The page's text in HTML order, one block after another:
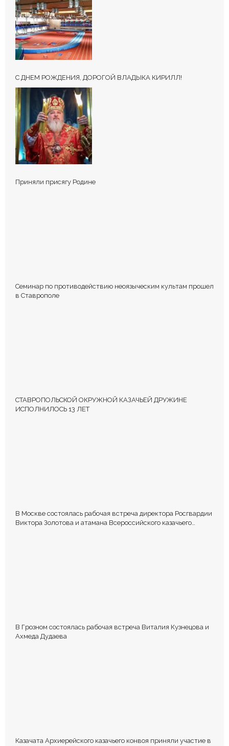
Ваш адрес email не будет опубликован.
помечены*
КОММЕНТИРОВАТЬ
С ДНЕМ РОЖДЕНИЯ, ДОРОГОЙ ВЛАДЫКА КИРИЛЛ!
Приняли присягу Родине
Семинар по противодействию неоязыческим культам прошел
в Ставрополе
СТАВРОПОЛЬСКОЙ ОКРУЖНОЙ КАЗАЧЬЕЙ ДРУЖИНЕ
ИСПОЛНИЛОСЬ 13 ЛЕТ
В Москве состоялась рабочая встреча директора Росгвардии
Виктора Золотова и атамана Всероссийского казачьего
В Грозном состоялась рабочая встреча Виталия Кузнецова и
Ахмеда Дудаева
Казачата Архиерейского казачьего конвоя приняли участие в